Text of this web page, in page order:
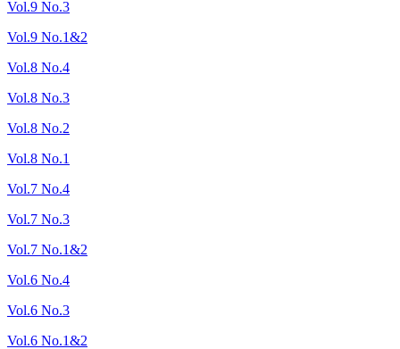
Vol.9 No.3
Vol.9 No.1&2
Vol.8 No.4
Vol.8 No.3
Vol.8 No.2
Vol.8 No.1
Vol.7 No.4
Vol.7 No.3
Vol.7 No.1&2
Vol.6 No.4
Vol.6 No.3
Vol.6 No.1&2